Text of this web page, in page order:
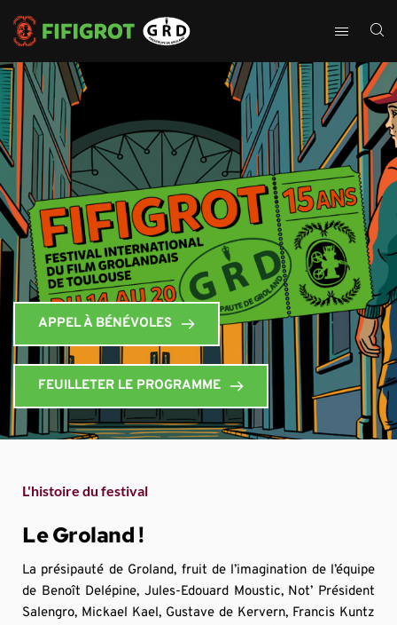
APPEL À BÉNÉVOLES
FEUILLETER LE PROGRAMME
L'histoire du festival
Le Groland !
La présipauté de Groland, fruit de l’imagination de l’équipe
de Benoît Delépine, Jules-Edouard Moustic, Not’ Président
Salengro, Mickael Kael, Gustave de Kervern, Francis Kuntz